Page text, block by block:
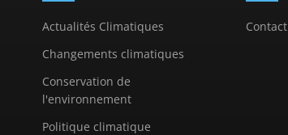
Actualités Climatiques
Changements climatiques
Conservation de
l'environnement
Politique climatique
Contact